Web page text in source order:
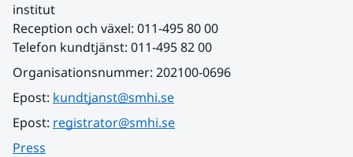
institut
Reception och växel: 011-495 80 00
Telefon kundtjänst: 011-495 82 00
Organisationsnummer: 202100-0696
Epost: kundtjanst@smhi.se
Epost: registrator@smhi.se
Press